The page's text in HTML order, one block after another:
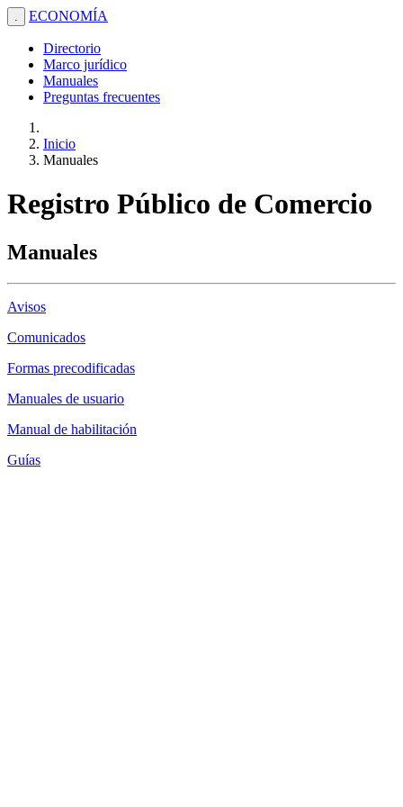
. ECONOMÍA
Directorio
Marco jurídico
Manuales
Preguntas frecuentes
Inicio
Manuales
Registro Público de Comercio
Manuales
Avisos
Comunicados
Formas precodificadas
Manuales de usuario
Manual de habilitación
Guías